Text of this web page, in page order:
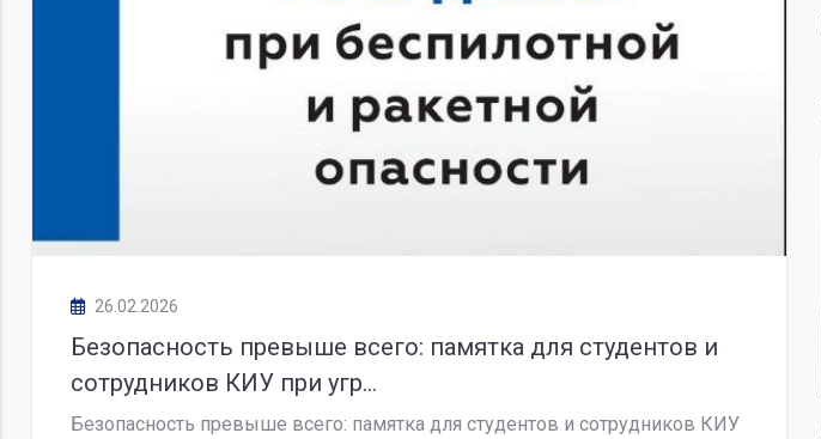
26.02.2026
Безопасность превыше всего: памятка для студентов и
сотрудников КИУ при угр...
Безопасность превыше всего: памятка для студентов и сотрудников КИУ